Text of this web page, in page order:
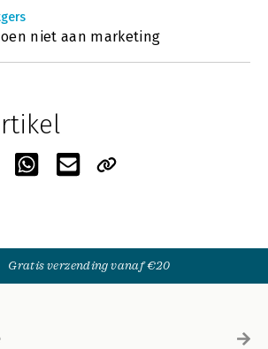
niet aan marketing
Gratis verzending vanaf €20